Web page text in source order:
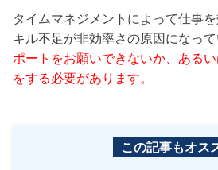
タイムマネジメントによって仕事
キル不足が非効率さの原因になって
ポートをお願いできないか、ある
をする必要があります。
この記事もオス